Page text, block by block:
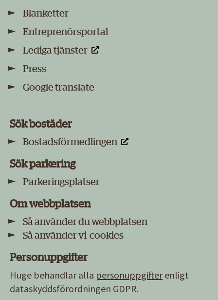
Blanketter
Entreprenörsportal
Lediga tjänster
Press
Google translate
Sök bostäder
Bostadsförmedlingen
Sök parkering
Parkeringsplatser
Om webbplatsen
Så använder du webbplatsen
Så använder vi cookies
Personuppgifter
Huge behandlar alla personuppgifterenligt
dataskyddsförordningen GDPR.